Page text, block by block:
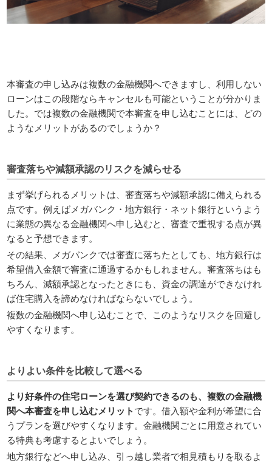
本審査の申し込みは複数の金融機関へできますし、利用しない
ローンはこの段階ならキャンセルも可能ということが分かりま
した。では複数の金融機関で本審査を申し込むことには、どの
ようなメリットがあるのでしょうか？
審査落ちや減額承認のリスクを減らせる
まず挙げられるメリットは、審査落ちや減額承認に備えられる
点です。例えばメガバンク・地方銀行・ネット銀行というよう
に業態の異なる金融機関へ申し込むと、審査で重視する点が異
なると予想できます。
その結果、メガバンクでは審査に落ちたとしても、地方銀行は
希望借入金額で審査に通過するかもしれません。審査落ちはも
ちろん、減額承認となったときにも、資金の調達ができなけれ
ば住宅購入を諦めなければならないでしょう。
複数の金融機関へ申し込むことで、このようなリスクを回避し
やすくなります。
よりよい条件を比較して選べる
より好条件の住宅ローンを選び契約できるのも、複数の金融機
関へ本審査を申し込むメリットです。借入額や金利が希望に合
うプランを選びやすくなります。金融機関ごとに用意されてい
る特典も考慮するとよいでしょう。
地方銀行などへ申し込み、引っ越し業者で相見積もりを取るよ